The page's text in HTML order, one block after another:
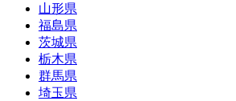
山形県
福島県
茨城県
栃木県
群馬県
埼玉県